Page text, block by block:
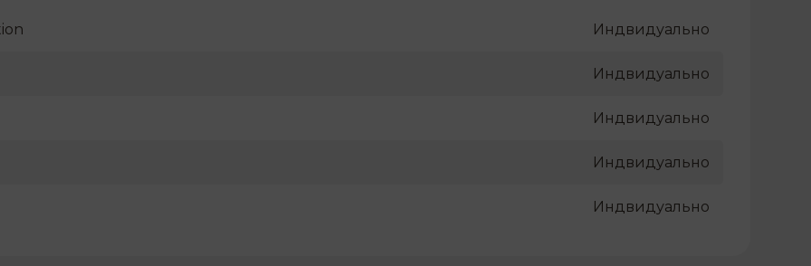
Индвидуально
Индвидуально
Индвидуально
Индвидуально
Индвидуально